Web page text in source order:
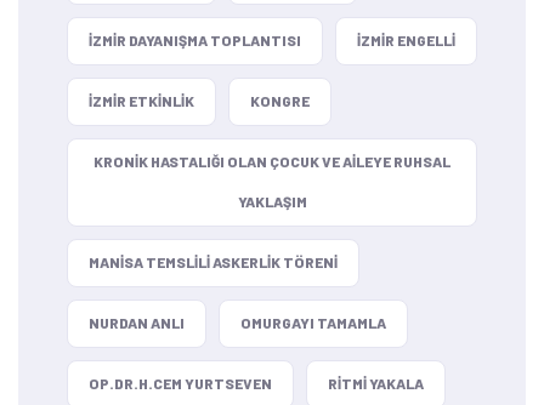
IZMIR DAYANIŞMA TOPLANTISI IZMIR ENGELLI
IZMIR ETKINLIK KONGRE
KRONIK HASTALIĞI OLAN ÇOCUK VE AILEYE RUHSAL
YAKLAŞIM
MANISA TEMSLILI ASKERLIK TÖRENI
NURDAN ANLI OMURGAYI TAMAMLA
OP.DR.H.CEM YURTSEVEN RITMI YAKALA